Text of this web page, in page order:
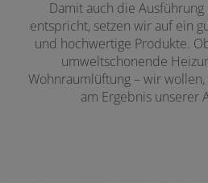
Damit auch die
entspricht, setzen wir auf ein
und hochwertige Produkte.
umweltschonende
Wohnraumlüftung – wir wollen,
am Ergebnis unserer